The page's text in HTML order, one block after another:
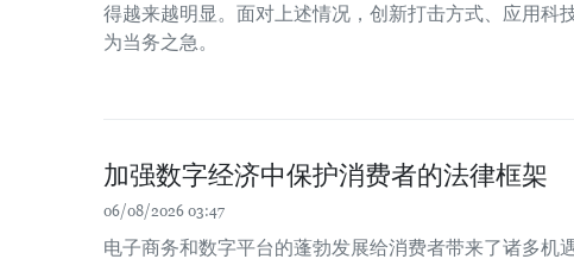
得越来越明显。面对上述情况，创新打击方式、应用科
为当务之急。
加强数字经济中保护消费者的法律框架
06/08/2026 03:47
电子商务和数字平台的蓬勃发展给消费者带来了诸多机